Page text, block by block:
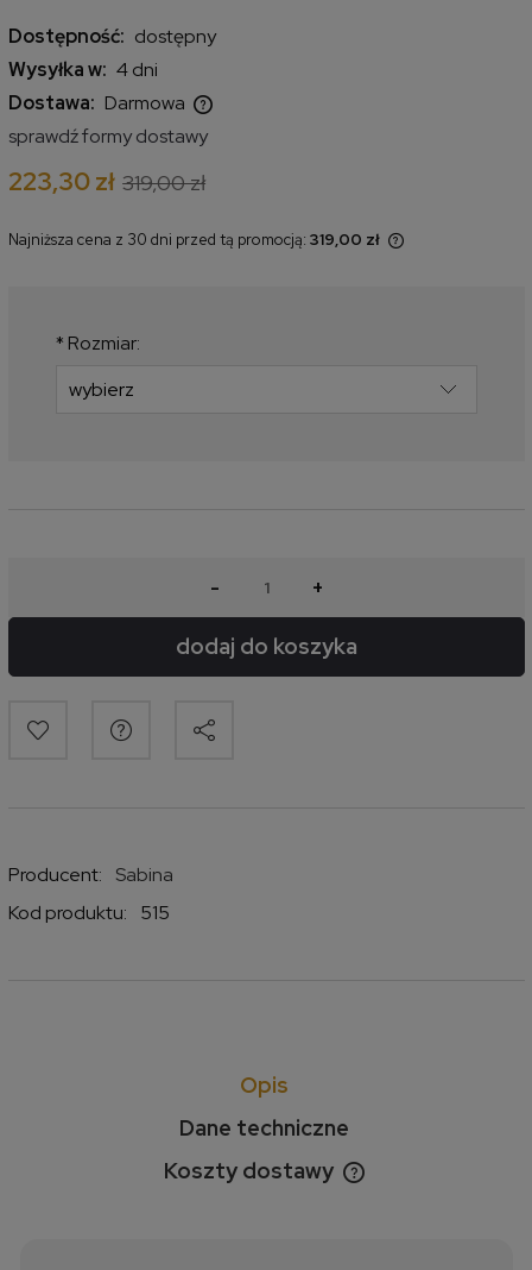
Dostępność: dostępny
Wysyłka w: 4 dni
Dostawa: Darmowa
Cena nie zawiera ewentualnych kosztów płatności
sprawdź formy dostawy
223,30 zł 319,00 zł
Najniższa cena z 30 dni przed tą promocją: 319,00 zł
* Rozmiar:
- +
dodaj do koszyka
Producent:
Sabina
Kod produktu:
515
Opis
Dane techniczne
Koszty dostawy
Cena nie zawiera ewentualnych kosztów płatności